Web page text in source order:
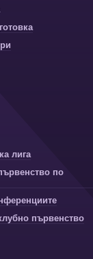
лига
по
първенство